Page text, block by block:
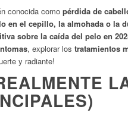
conocida como pérdida de
en el cepillo, la almohada o la
sobre la caída del pelo en
, explorar los tratamientos
y radiante!